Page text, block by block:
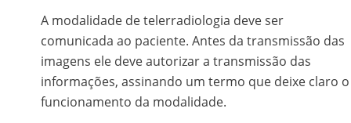
A modalidade de telerradiologia deve ser
comunicada ao paciente. Antes da transmissão das
imagens ele deve autorizar a transmissão das
informações, assinando um termo que deixe claro o
funcionamento da modalidade.